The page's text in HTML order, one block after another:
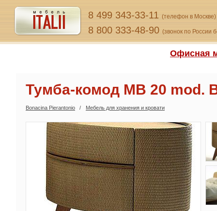
8 499 343-33-11 (телефон в Москве)
8 800 333-48-90 (звонок по России
Офисная
Тумба-комод MB 20 mod.
Bonacina Pierantonio Мебель для хранения и кровати